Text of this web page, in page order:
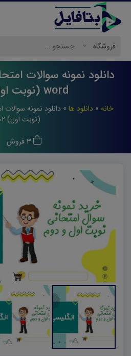
دانلود نمونه سوالات
word (نوبت اول) 1402
خانه » دانلود ها »
(نوبت اول) ۱۴۰۲